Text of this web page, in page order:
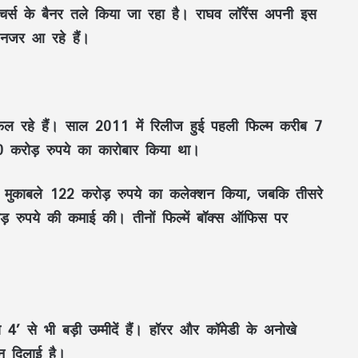
के बैनर तले किया जा रहा है। राघव लॉरेंस अपनी इस
आ रहे हैं।
रहे हैं। साल 2011 में रिलीज हुई पहली फिल्म करीब 7
रुपये का कारोबार किया था।
122 करोड़ रुपये का कलेक्शन किया, जबकि तीसरे
की कमाई की। तीनों फिल्में बॉक्स ऑफिस पर
4’ से भी बड़ी उम्मीदें हैं। हॉरर और कॉमेडी के अनोखे
67.20 लाख महिलाओं के खातों में ट्रांसफर किए
₹630.55 करोड़